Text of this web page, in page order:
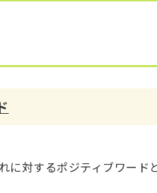
に対するポジティブワード